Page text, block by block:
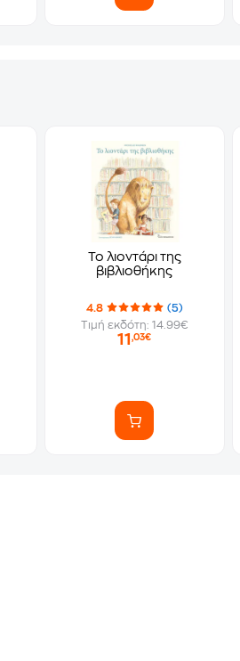
Το λιοντάρι της
βιβλιοθήκης
4.8
(5)
Τιμή εκδότη: 14.99€
11,03€